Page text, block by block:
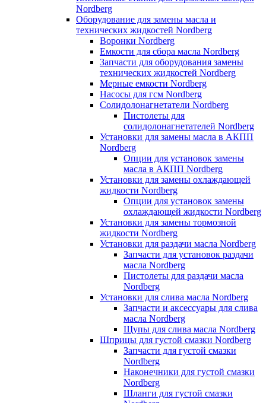
Nordberg
Оборудование для замены масла и
технических жидкостей Nordberg
Воронки Nordberg
Емкости для сбора масла Nordberg
Запчасти для оборудования замены
технических жидкостей Nordberg
Мерные емкости Nordberg
Насосы для гсм Nordberg
Солидолонагнетатели Nordberg
Пистолеты для
солидолонагнетателей Nordberg
Установки для замены масла в АКПП
Nordberg
Опции для установок замены
масла в АКПП Nordberg
Установки для замены охлаждающей
жидкости Nordberg
Опции для установок замены
охлаждающей жидкости Nordberg
Установки для замены тормозной
жидкости Nordberg
Установки для раздачи масла Nordberg
Запчасти для установок раздачи
масла Nordberg
Пистолеты для раздачи масла
Nordberg
Установки для слива масла Nordberg
Запчасти и аксессуары для слива
масла Nordberg
Щупы для слива масла Nordberg
Шприцы для густой смазки Nordberg
Запчасти для густой смазки
Nordberg
Наконечники для густой смазки
Nordberg
Шланги для густой смазки